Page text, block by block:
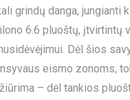
grindų danga,
6.6 pluoštų, įtvirtintų
Dėl šios
eismo zonoms,
– dėl tankios